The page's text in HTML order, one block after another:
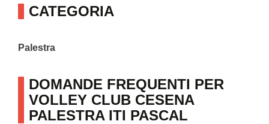
CATEGORIA
Palestra
DOMANDE FREQUENTI PER
VOLLEY CLUB CESENA
PALESTRA ITI PASCAL